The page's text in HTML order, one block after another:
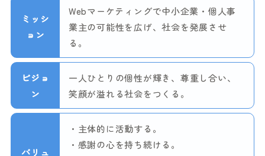
ミッシ
ョン
Webマーケティングで中小企業・個人事
業主の可能性を広げ、社会を発展させ
る。
ビジョ
ン
一人ひとりの個性が輝き、尊重し合い、
笑顔が溢れる社会をつくる。
バリュ
・主体的に活動する。
・感謝の心を持ち続ける。